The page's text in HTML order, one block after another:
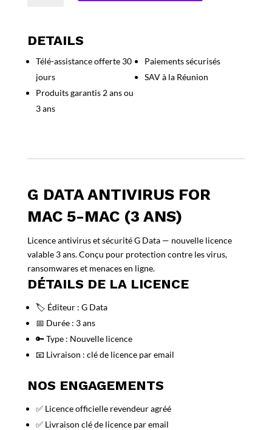
AntiVirus
Mac
Mac
DETAILS
Télé-assistance offerte 30
jours
Produits garantis 2 ans ou
3 ans
Paiements sécurisés
SAV à la Réunion
G DATA ANTIVIRUS FOR
MAC 5-MAC (3 ANS)
Licence antivirus et sécurité G Data — nouvelle licence
valable 3 ans. Conçu pour protection contre les virus,
ransomwares et menaces en ligne.
DÉTAILS DE LA LICENCE
🏷️ Éditeur : G Data
📅 Durée : 3 ans
🔑 Type : Nouvelle licence
📧 Livraison : clé de licence par email
NOS ENGAGEMENTS
✅ Licence officielle revendeur agréé
✅ Livraison clé de licence par email